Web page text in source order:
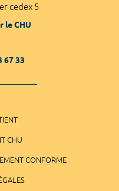
cedex 5
le CHU
67 33
CHU
CONFORME